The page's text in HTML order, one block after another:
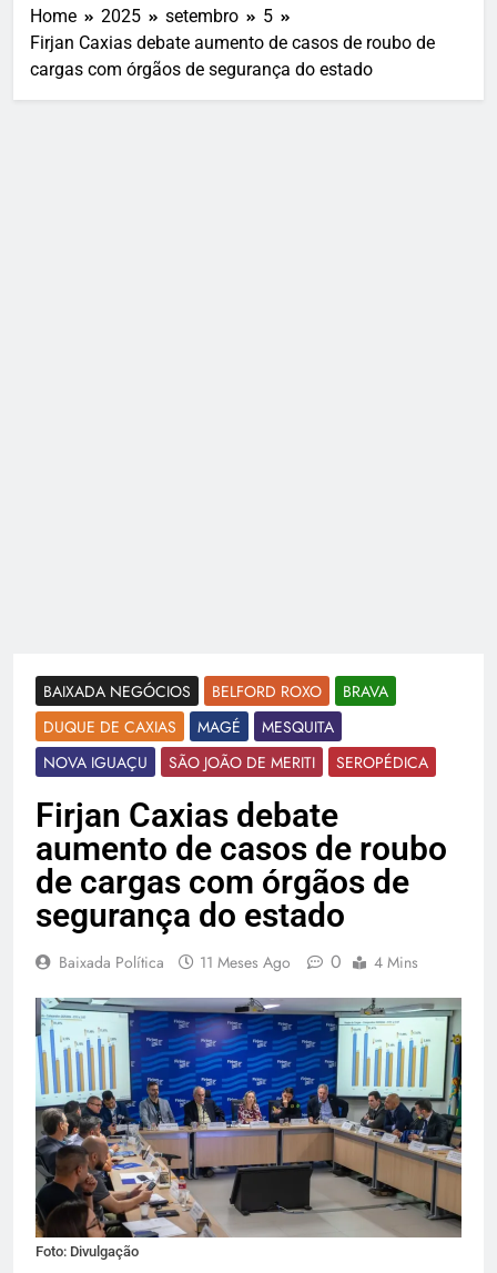
Home 2025 setembro
5
Firjan Caxias debate aumento de casos de roubo de
cargas com órgãos de segurança do estado
BAIXADA NEGÓCIOS BELFORD ROXO
BRAVA
DUQUE DE CAXIAS
MAGÉ
MESQUITA
NOVA IGUAÇU
SÃO JOÃO DE MERITI SEROPÉDICA
Firjan Caxias debate
aumento de casos de roubo
de cargas com órgãos de
segurança do estado
Baixada Política 11 Meses Ago 0 4 Mins
Foto: Divulgação